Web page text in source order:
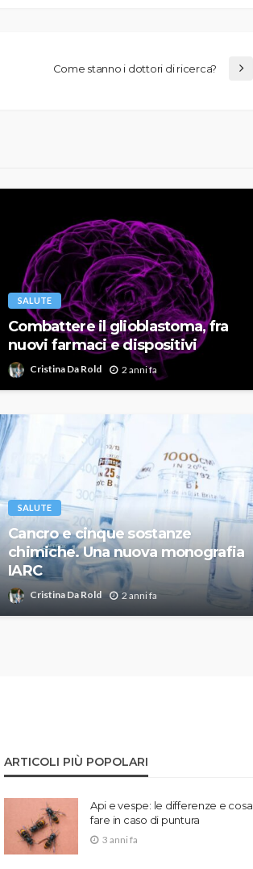
Come stanno i dottori di ricerca?
SALUTE
Combattere il glioblastoma, fra
nuovi farmaci e dispositivi
Cristina Da Rold 2 anni fa
SALUTE
Cancro e cinque sostanze
chimiche. Una nuova monografia
IARC
Cristina Da Rold 2 anni fa
ARTICOLI PIÙ POPOLARI
Api e vespe: le differenze e cosa
fare in caso di puntura
3 anni fa